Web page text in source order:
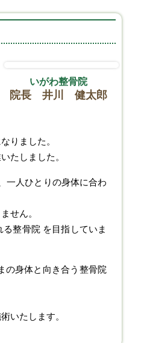
いがわ整骨院
院長 井川 健太郎
りました。
たしました。
一人ひとりの身体に合わ
せん。
整骨院 を目指していま
の身体と向き合う整骨院
いたします。